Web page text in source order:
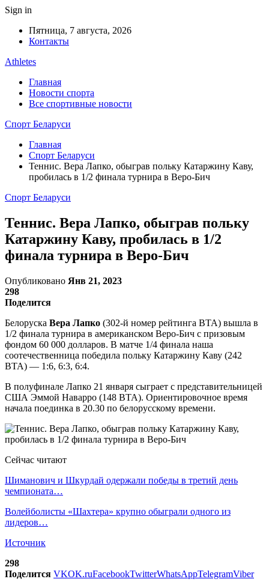
Sign in
Пятница, 7 августа, 2026
Контакты
Athletes
Главная
Новости спорта
Все спортивные новости
Спорт Беларуси
Главная
Спорт Беларуси
Теннис. Вера Лапко, обыграв польку Катаржину Каву,
пробилась в 1/2 финала турнира в Веро-Бич
Спорт Беларуси
Теннис. Вера Лапко, обыграв польку
Катаржину Каву, пробилась в 1/2
финала турнира в Веро-Бич
Опубликовано Янв 21, 2023
298
Поделится
Белоруска Вера Лапко (302-й номер рейтинга ВТА) вышла в
1/2 финала турнира в американском Веро-Бич с призовым
фондом 60 000 долларов. В матче 1/4 финала наша
соотечественница победила польку Катаржину Каву (242
ВТА) — 1:6, 6:3, 6:4.
В полуфинале Лапко 21 января сыграет с представительницей
США Эммой Наварро (148 ВТА). Ориентировочное время
начала поединка в 20.30 по белорусскому времени.
Сейчас читают
Шиманович и Шкурдай одержали победы в третий день
чемпионата…
Волейболисты «Шахтера» крупно обыграли одного из
лидеров…
Источник
298
Поделится VKOK.ruFacebookTwitterWhatsAppTelegramViber